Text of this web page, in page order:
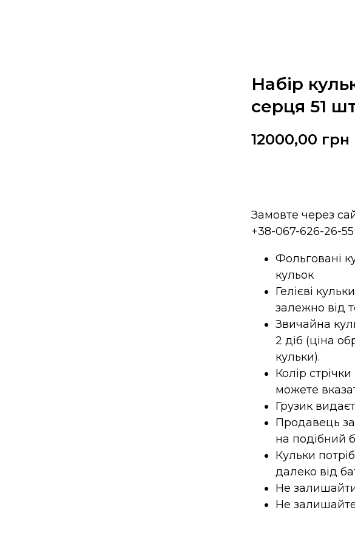
Набір
серця 51
12000,00 грн
Замовте через
+38-067-626-26-
Фольговані
кульок
Гелієві
залежно від
Звичайна
2 діб (ціна
кульки).
Колір
можете
Грузик
Продавець
на подібний
Кульки
далеко від
Не
Не